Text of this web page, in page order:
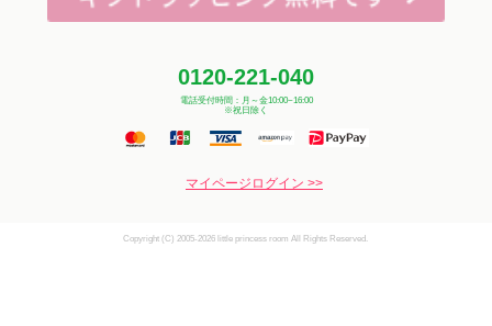
0120-221-040
電話受付時間：月～金10:00~16:00
※祝日除く
マイページログイン >>
Copyright (C) 2005-2026 little princess room All Rights Reserved.